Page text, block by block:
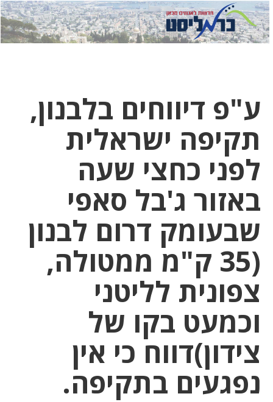
לחץ
כאן
לחץ
כדי
ע"פ דיווחים בלבנון,
תקיפה ישראלית
לפני כחצי שעה
באזור ג'בל סאפי
שבעומק דרום לבנון
(35 ק"מ ממטולה,
צפונית לליטני
וכמעט בקו של
צידון)דווח כי אין
נפגעים בתקיפה.